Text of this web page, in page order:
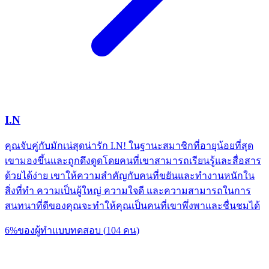
I.N
คุณจับคู่กับมักเน่สุดน่ารัก I.N! ในฐานะสมาชิกที่อายุน้อยที่สุด
เขามองขึ้นและถูกดึงดูดโดยคนที่เขาสามารถเรียนรู้และสื่อสาร
ด้วยได้ง่าย เขาให้ความสำคัญกับคนที่ขยันและทำงานหนักใน
สิ่งที่ทำ ความเป็นผู้ใหญ่ ความใจดี และความสามารถในการ
สนทนาที่ดีของคุณจะทำให้คุณเป็นคนที่เขาพึ่งพาและชื่นชมได้
6%ของผู้ทำแบบทดสอบ (104 คน)